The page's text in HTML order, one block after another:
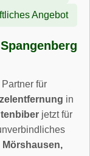
Angebot
für
in
jetzt für
Mörshausen,